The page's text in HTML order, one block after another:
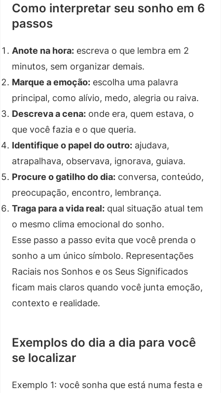
Como interpretar seu sonho em 6
passos
Anote na hora: escreva o que lembra em 2
minutos, sem organizar demais.
Marque a emoção: escolha uma palavra
principal, como alívio, medo, alegria ou raiva.
Descreva a cena: onde era, quem estava, o
que você fazia e o que queria.
Identifique o papel do outro: ajudava,
atrapalhava, observava, ignorava, guiava.
Procure o gatilho do dia: conversa, conteúdo,
preocupação, encontro, lembrança.
Traga para a vida real: qual situação atual tem
o mesmo clima emocional do sonho.
Esse passo a passo evita que você prenda o
sonho a um único símbolo. Representações
Raciais nos Sonhos e os Seus Significados
ficam mais claros quando você junta emoção,
contexto e realidade.
Exemplos do dia a dia para você
se localizar
Exemplo 1: você sonha que está numa festa e